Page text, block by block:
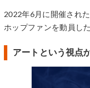
2022年6月に開催され
ホップファンを動員した
アートという視点